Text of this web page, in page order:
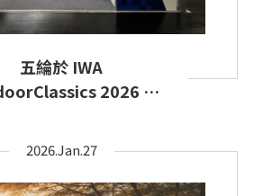
五綸於 IWA
2026 展
2026.Jan.27